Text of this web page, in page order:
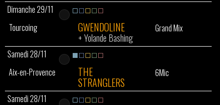
Dimanche 29/11
Tourcoing
GWENDOLINE
+Yolande Bashing
Grand Mix
Samedi 28/11
Aix-en-Provence
THE
STRANGLERS
6Mic
Samedi 28/11